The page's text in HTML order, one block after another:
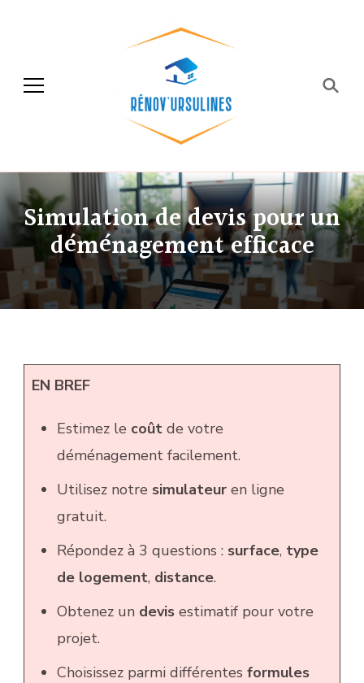
Rénov'ursulines
Simulation de devis pour un
déménagement efficace
EN BREF
Estimez le coûtde votre
déménagement facilement.
Utilisez notre simulateuren ligne
gratuit.
Répondez à 3 questions : surface, type
de logement, distance.
Obtenez un devisestimatif pour votre
projet.
Choisissez parmi différentes formules